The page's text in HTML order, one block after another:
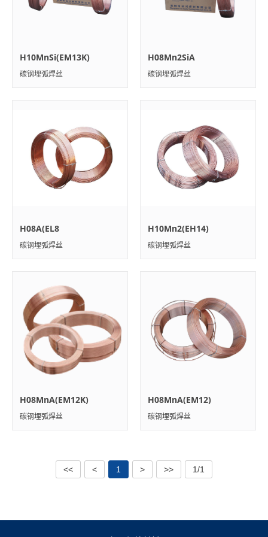
H10MnSi(EM13K)
碳钢埋弧焊丝
H08Mn2SiA
碳钢埋弧焊丝
H08A(EL8
碳钢埋弧焊丝
H10Mn2(EH14)
碳钢埋弧焊丝
H08MnA(EM12K)
碳钢埋弧焊丝
H08MnA(EM12)
碳钢埋弧焊丝
<< < 1 > >> 1/1